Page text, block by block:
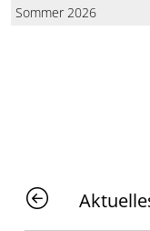
Sommer 2026